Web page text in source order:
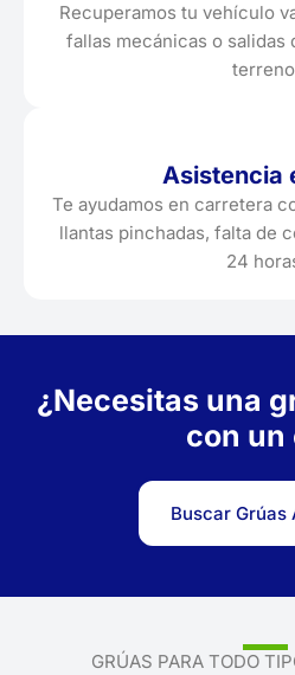
Recuperamos tu vehículo
fallas mecánicas o salidas
Asistencia
Te ayudamos en carretera
llantas pinchadas, falta de
24
¿Necesitas una
con un
Buscar Grúas
GRÚAS PARA TODO